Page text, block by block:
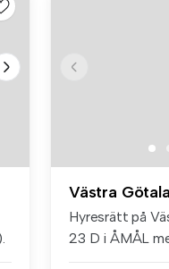
Västra
Hyresrätt på
23 D i ÅMÅL